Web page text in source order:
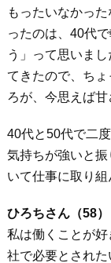
もったいなかっ
ったのは、40代
う」って思いま
てきたので、ち
ろが、今思えば甘
40代と50代で二
気持ちが強いと
いて仕事に取り組
ひろちさん（58）
私は働くことが
社で必要とされた